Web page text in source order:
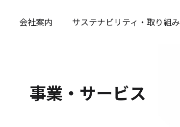
会社案内 サステナビリティ・取り組み
事業・サービス